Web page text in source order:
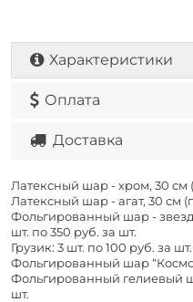
Характеристики
Оплата
Доставка
Латексный шар - хром, 30 см
Латексный шар - агат, 30 см
Фольгированный шар -
шт. по 350 руб. за шт.
Грузик: 3 шт. по 100 руб. за шт.
Фольгированный шар
Фольгированный гелиевый
шт.